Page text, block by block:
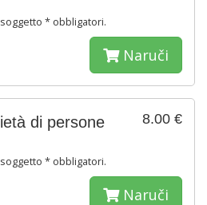
* obbligatori.
Naruči
8.00 €
di persone
* obbligatori.
Naruči